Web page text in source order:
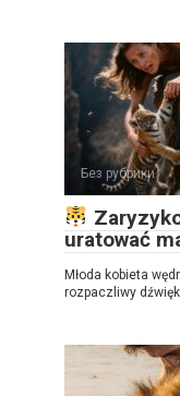
Без рубрики
uratować
Młoda kobieta
rozpaczliwy